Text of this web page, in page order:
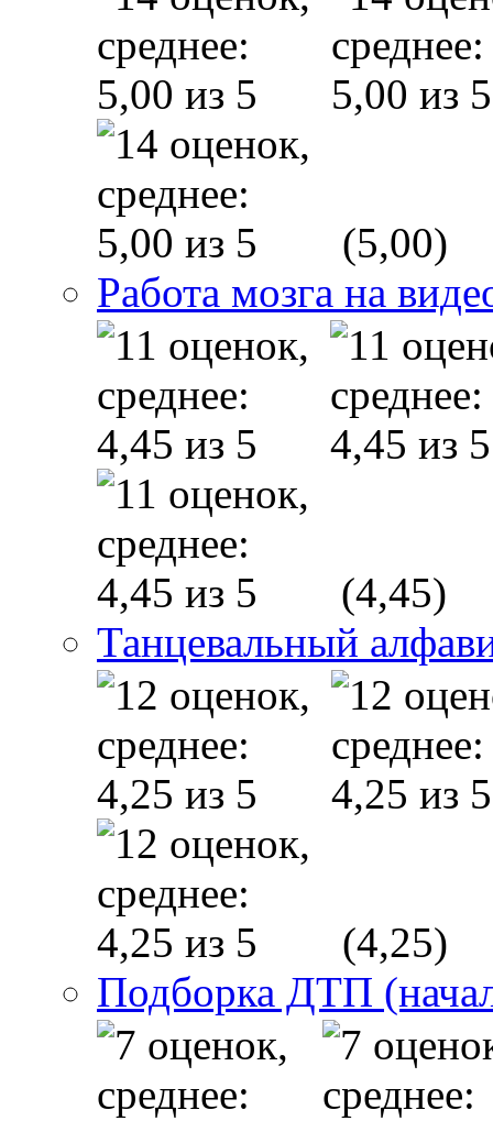
(5,00)
Работа мозга на
(4,45)
Танцевальный
(4,25)
Подборка ДТП